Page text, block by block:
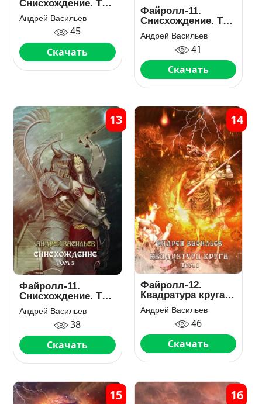
Снисхождение. Том
1
Андрей Васильев
45
Скачать
Файролл-11.
Снисхождение. Том
2
Андрей Васильев
41
Скачать
Файролл-11.
Снисхождение. Том
3
Андрей Васильев
38
Скачать
13
Файролл-12.
Квадратура круга.
Том 1
Андрей Васильев
46
Скачать
14
15 16